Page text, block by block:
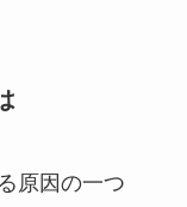
原因の一つ